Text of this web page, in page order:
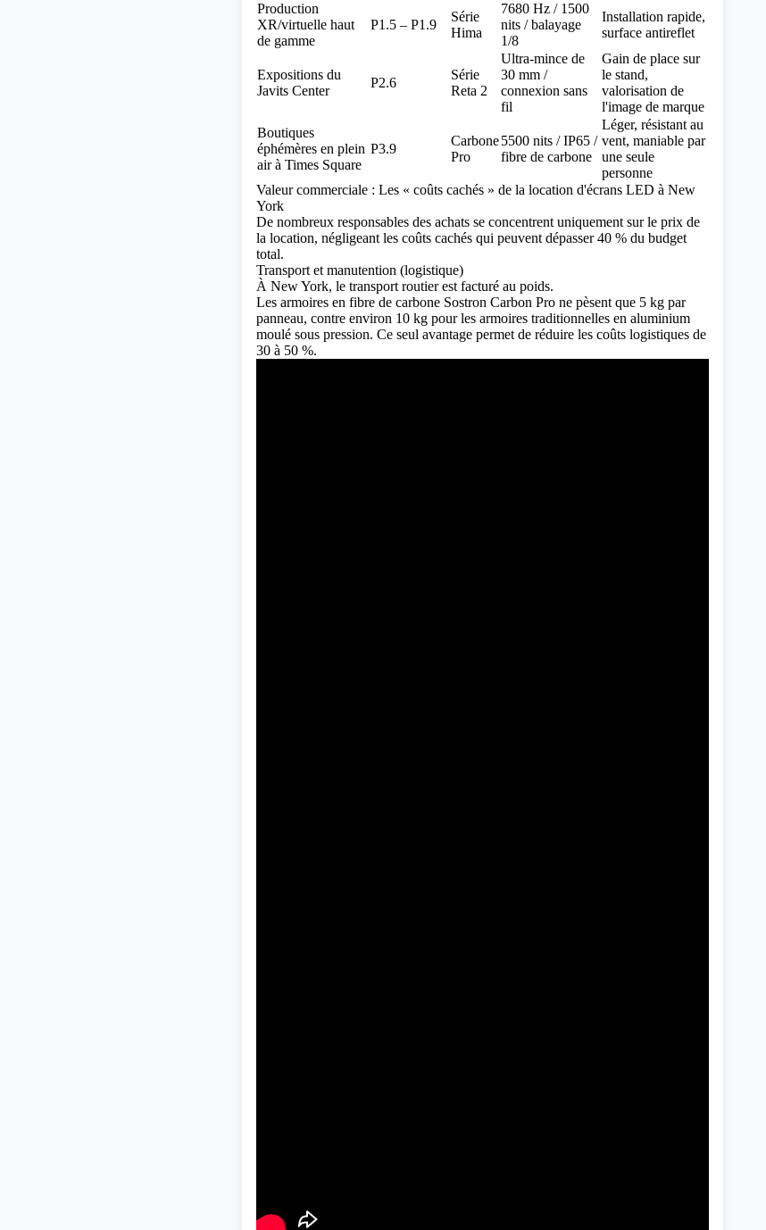
Production
XR/virtuelle haut
de gamme
P1.5 – P1.9
Série
Hima
7680 Hz / 1500
nits / balayage
1/8
Installation rapide,
surface antireflet
Expositions du
Javits Center
P2.6
Série
Reta 2
Ultra-mince de
30 mm /
connexion sans
fil
Gain de place sur
le stand,
valorisation de
l'image de marque
Boutiques
éphémères en plein
air à Times Square
P3.9
Carbone
Pro
5500 nits / IP65 /
fibre de carbone
Léger, résistant au
vent, maniable par
une seule
personne
Valeur commerciale : Les « coûts cachés » de la location d'écrans LED à New
York
De nombreux responsables des achats se concentrent uniquement sur le prix de
la location, négligeant les coûts cachés qui peuvent dépasser 40 % du budget
total.
Transport et manutention (logistique)
À New York, le transport routier est facturé au poids.
Les armoires en fibre de carbone Sostron Carbon Pro ne pèsent que 5 kg par
panneau, contre environ 10 kg pour les armoires traditionnelles en aluminium
moulé sous pression. Ce seul avantage permet de réduire les coûts logistiques de
30 à 50 %.